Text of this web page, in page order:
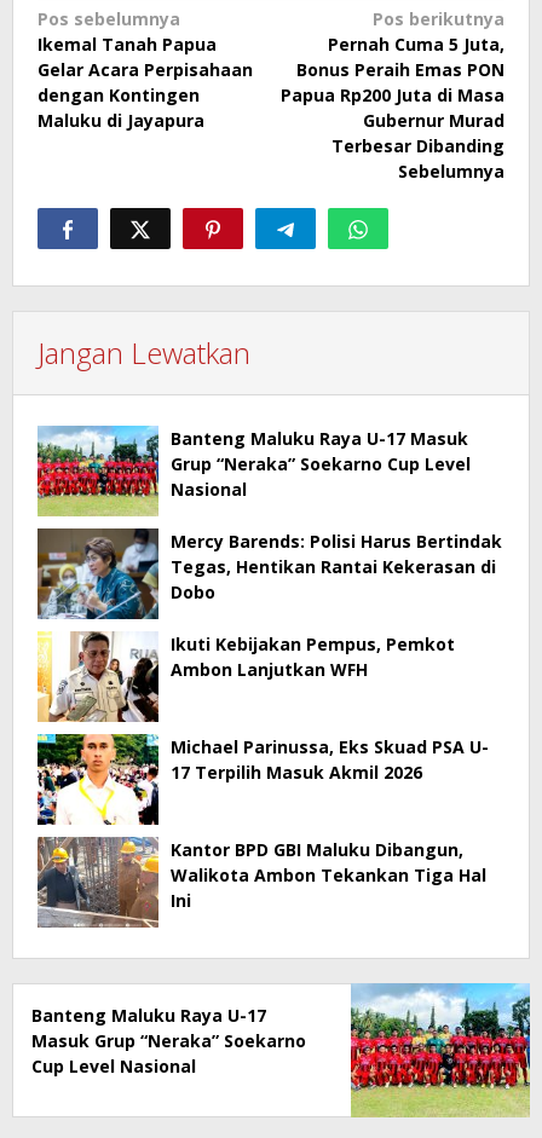
Navigasi
pos
Pos sebelumnya
Ikemal Tanah Papua
Gelar Acara Perpisahaan
dengan Kontingen
Maluku di Jayapura
Pos berikutnya
Pernah Cuma 5 Juta,
Bonus Peraih Emas PON
Papua Rp200 Juta di Masa
Gubernur Murad
Terbesar Dibanding
Sebelumnya
Jangan Lewatkan
Banteng Maluku Raya U-17 Masuk
Grup “Neraka” Soekarno Cup Level
Nasional
Mercy Barends: Polisi Harus Bertindak
Tegas, Hentikan Rantai Kekerasan di
Dobo
Ikuti Kebijakan Pempus, Pemkot
Ambon Lanjutkan WFH
Michael Parinussa, Eks Skuad PSA U-
17 Terpilih Masuk Akmil 2026
Kantor BPD GBI Maluku Dibangun,
Walikota Ambon Tekankan Tiga Hal
Ini
Banteng Maluku Raya U-17
Masuk Grup “Neraka” Soekarno
Cup Level Nasional